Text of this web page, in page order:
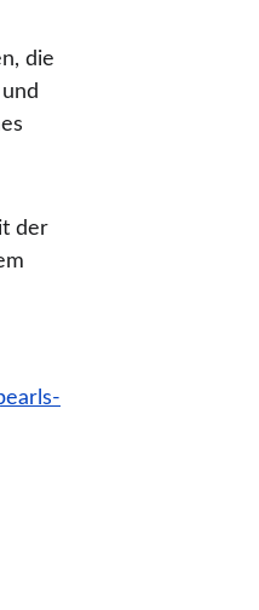
die
der